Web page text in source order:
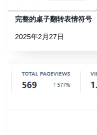
完整的桌子翻转表情符号
2025年2月27日